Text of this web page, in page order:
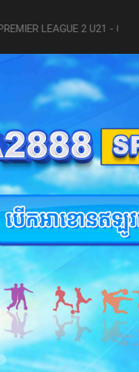
2 U21 - 04/22] was